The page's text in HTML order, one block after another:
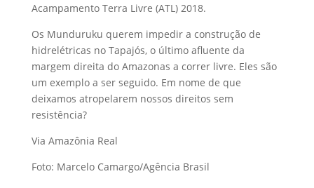
Acampamento Terra Livre (ATL) 2018.
Os Munduruku querem impedir a construção de
hidrelétricas no Tapajós, o último afluente da
margem direita do Amazonas a correr livre. Eles são
um exemplo a ser seguido. Em nome de que
deixamos atropelarem nossos direitos sem
resistência?
Via Amazônia Real
Foto: Marcelo Camargo/Agência Brasil